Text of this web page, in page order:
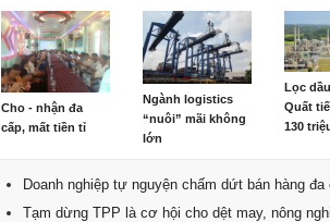
Cho - nhận đa
cấp, mất tiền tỉ
Ngành logistics
“nuôi” mãi không
lớn
Lọc
Quất
130
Doanh nghiệp tự nguyện chấm dứt bán hàng đa
Tạm dừng TPP là cơ hội cho dệt may, nông